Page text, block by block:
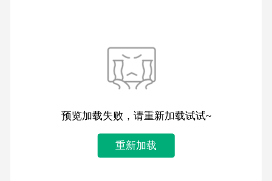
预览加载失败，请重新加载试试~
重新加载